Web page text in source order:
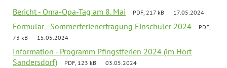
Bericht - Oma-Opa-Tag am 8. Mai PDF, 217 kB 17.05.2024
Formular - Sommerferienerfragung Einschüler 2024
PDF,
73 kB
15.05.2024
Information - Programm Pfingstferien 2024 (im Hort
Sandersdorf)
PDF, 123 kB 03.05.2024